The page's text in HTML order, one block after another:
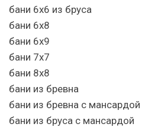
бани 6х6 из бруса
бани 6х8
бани 6х9
бани 7х7
бани 8х8
бани из бревна
бани из бревна с мансардой
бани из бруса с мансардой